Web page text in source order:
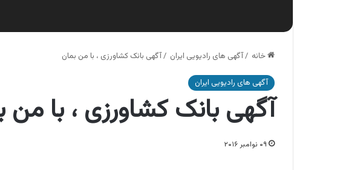
خانه /آگهی های رادیویی ایران /آگهی بانک کشاورزی ، با من بمان
آگهی های رادیویی ایران
آگهی بانک کشاورزی ، با من
۰۹ نوامبر ۲۰۱۶